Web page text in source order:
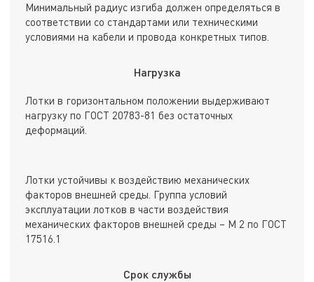
Минимальный радиус изгиба должен определяться в
соответствии со стандартами или техническими
условиями на кабели и провода конкретных типов.
Нагрузка
Лотки в горизонтальном положении выдерживают
нагрузку по ГОСТ 20783-81 без остаточных
деформаций.
Лотки устойчивы к воздействию механических
факторов внешней среды. Группа условий
эксплуатации лотков в части воздействия
механических факторов внешней среды – М 2 по ГОСТ
17516.1
Срок службы